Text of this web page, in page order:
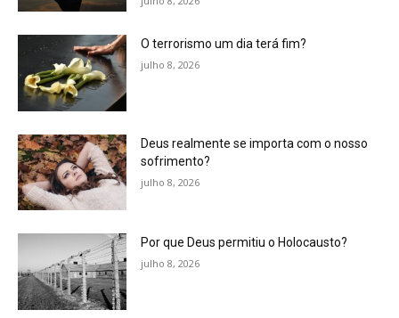
O terrorismo um dia terá fim?
julho 8, 2026
Deus realmente se importa com o nosso
sofrimento?
julho 8, 2026
Por que Deus permitiu o Holocausto?
julho 8, 2026